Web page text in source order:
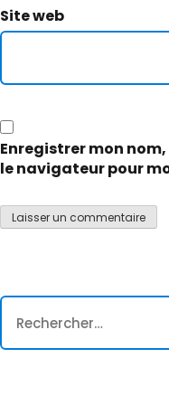
Site web
Enregistrer mon
le navigateur pour
Rechercher :